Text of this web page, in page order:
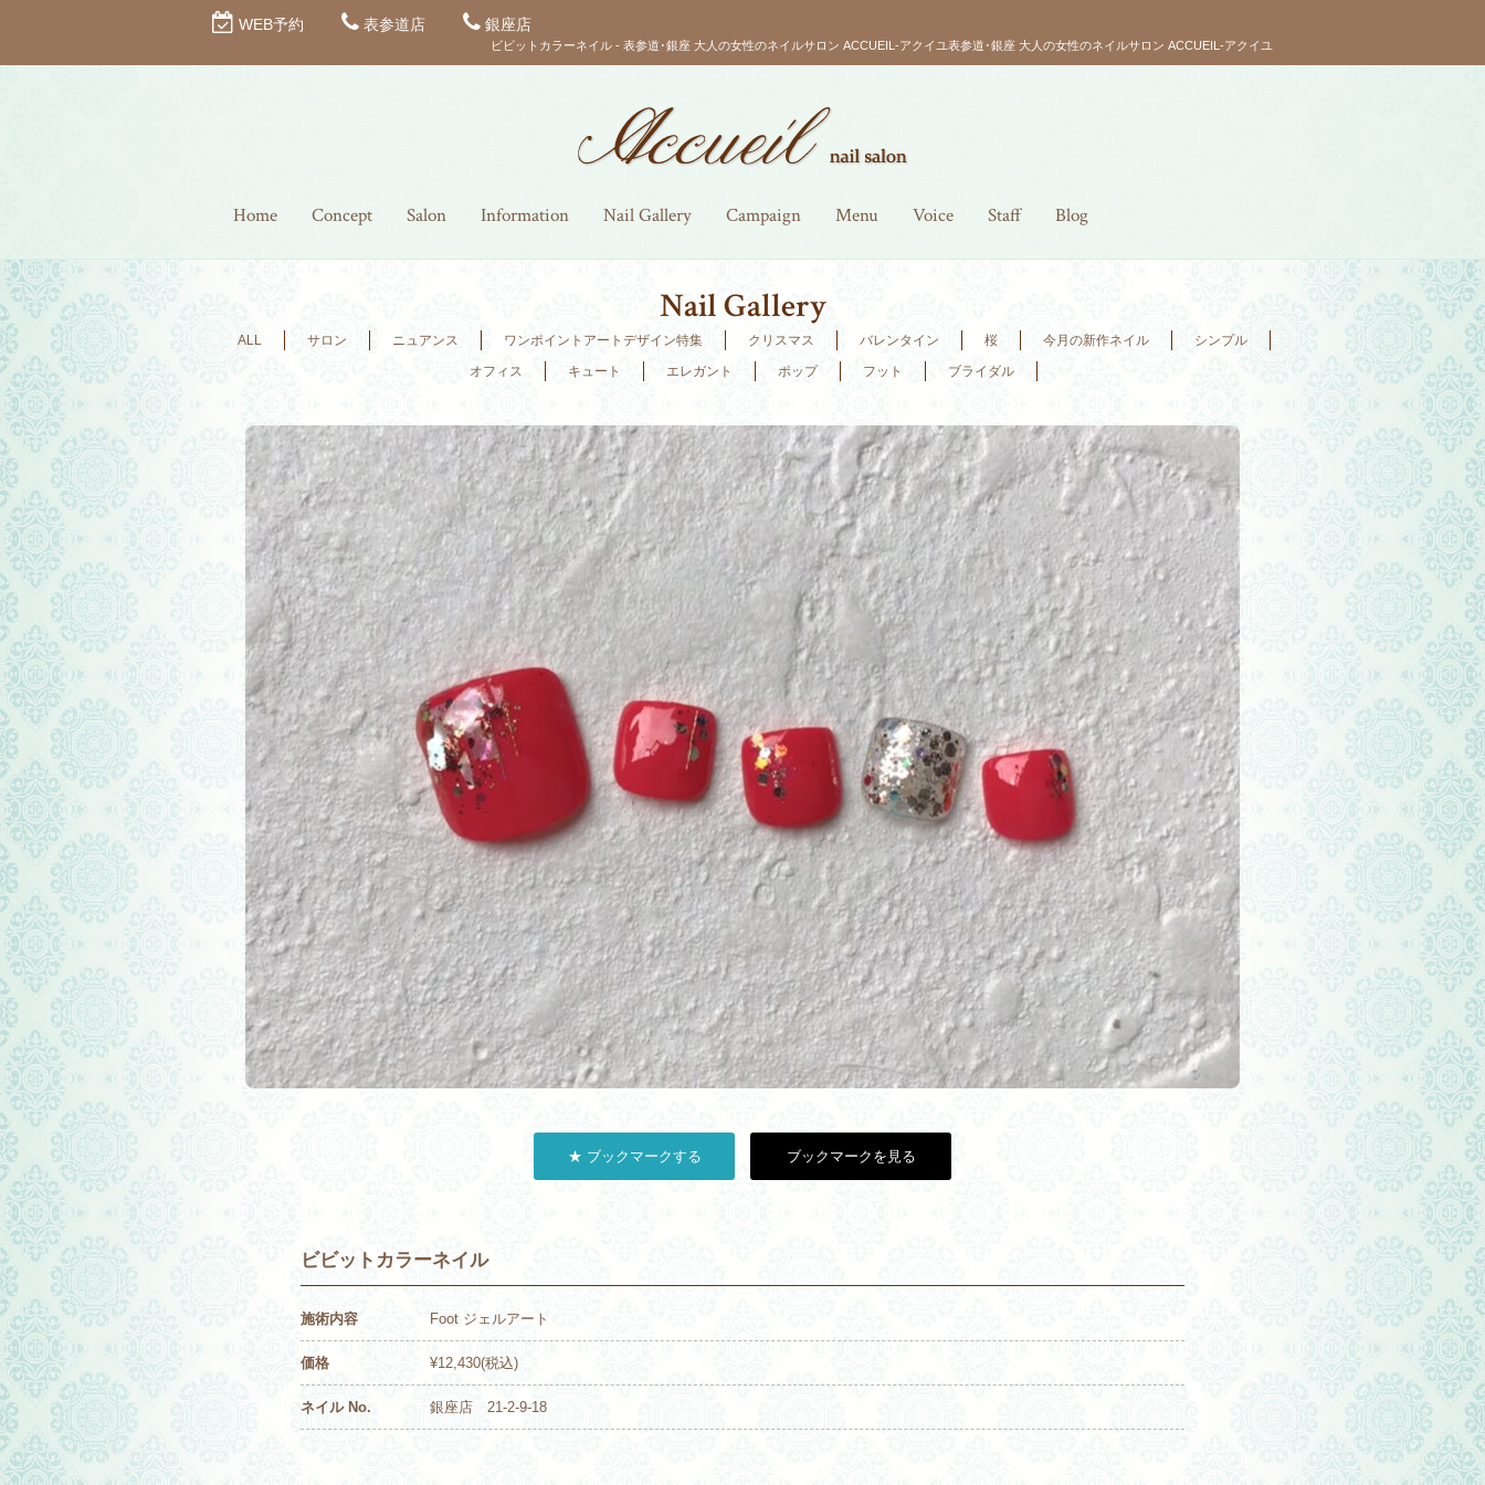
WEB予約 表参道店 銀座店
ビビットカラーネイル - 表参道･銀座 大人の女性のネイルサロン ACCUEIL-アクイユ表参道･銀座 大人の女性のネイルサロン ACCUEIL-アクイユ
Home Concept Salon Information Nail Gallery Campaign Menu Voice Staff Blog
Nail Gallery
ALL サロン ニュアンス ワンポイントアートデザイン特集 クリスマス バレンタイン 桜 今月の新作ネイル
シンプル
オフィス
キュート エレガント ポップ フット ブライダル
★ ブックマークする ブックマークを見る
ビビットカラーネイル
施術内容 Foot ジェルアート
価格 ¥12,430(税込)
ネイル No. 銀座店 21-2-9-18